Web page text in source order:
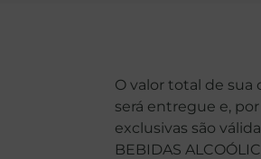
O valor total de
será entregue e,
exclusivas são
BEBIDAS